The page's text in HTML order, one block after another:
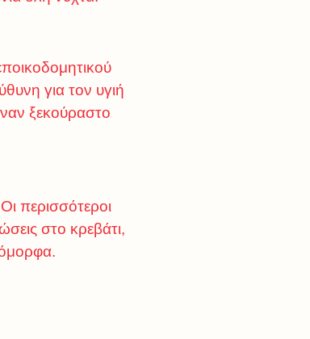
για τον υγιή
ξεκούραστο
περισσότεροι
στο κρεβάτι,